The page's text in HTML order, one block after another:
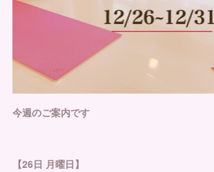
今週のご案内です
【26日 月曜日】